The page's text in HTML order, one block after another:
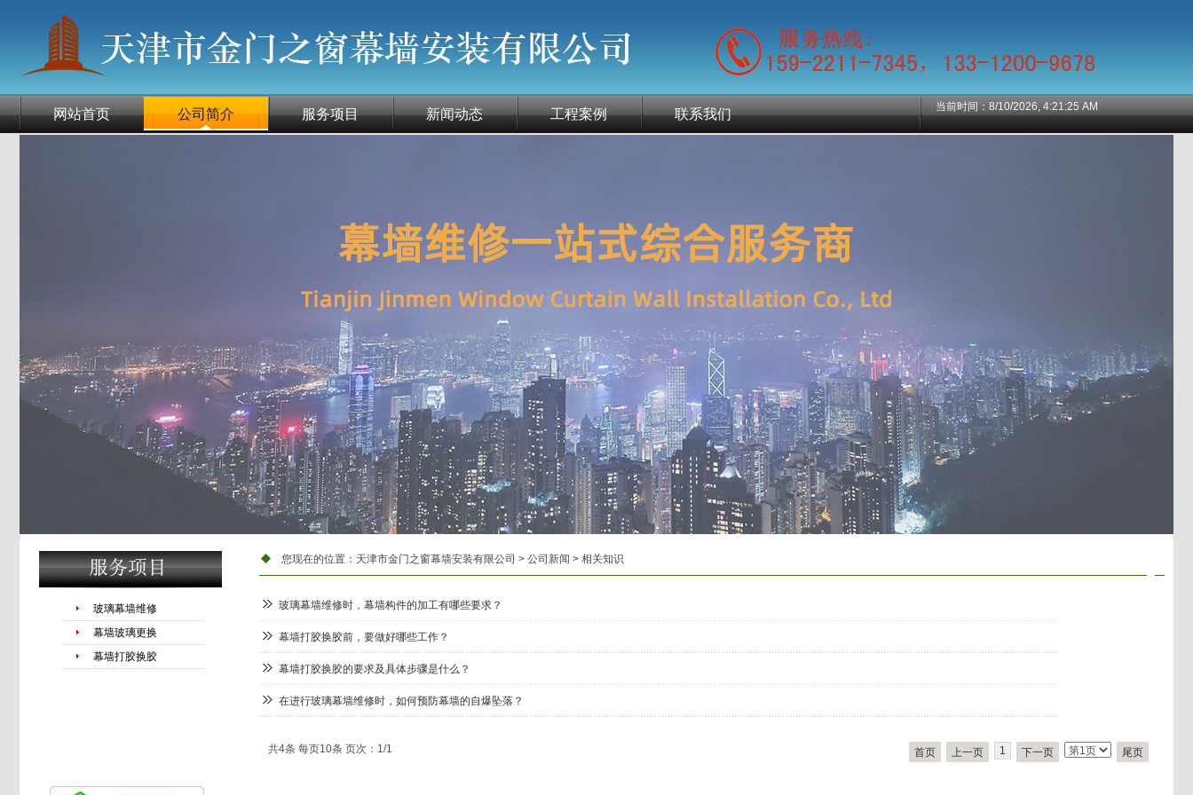
当前时间： 8/10/2026, 4:21:25 AM
网站首页 公司简介 服务项目 新闻动态 工程案例 联系我们
玻璃幕墙维修
幕墙玻璃更换
幕墙打胶换胶
玻璃幕墙维修时，幕墙构件的加工有哪些要求？
幕墙打胶换胶前，要做好哪些工作？
幕墙打胶换胶的要求及具体步骤是什么？
在进行玻璃幕墙维修时，如何预防幕墙的自爆坠落？
共4条 每页10条 页次：1/1 首页 上一页 1 下一页 尾页
您现在的位置： 天津市金门之窗幕墙安装有限公司 > 公司新闻 > 相关知识